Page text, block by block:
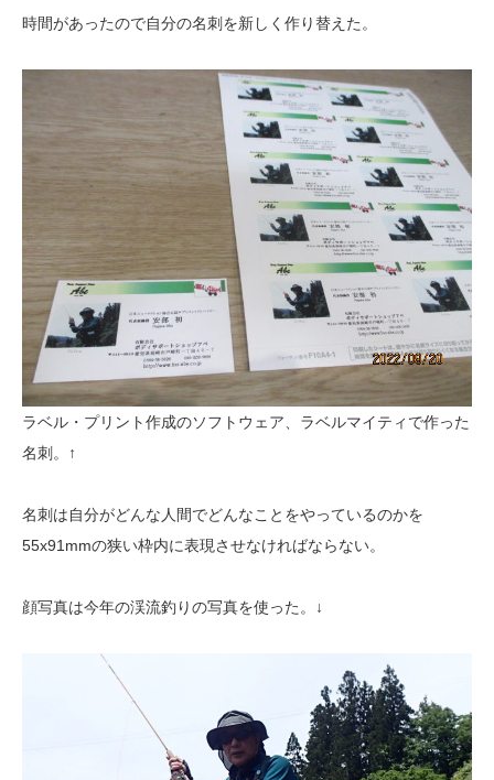
時間があったので自分の名刺を新しく作り替えた。
ラベル・プリント作成のソフトウェア、ラベルマイティで作った
名刺。↑
名刺は自分がどんな人間でどんなことをやっているのかを
55x91mmの狭い枠内に表現させなければならない。
顔写真は今年の渓流釣りの写真を使った。↓